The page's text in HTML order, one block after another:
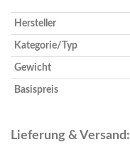
Hersteller
Kategorie/Typ
Gewicht
Basispreis
Lieferung & Versand: